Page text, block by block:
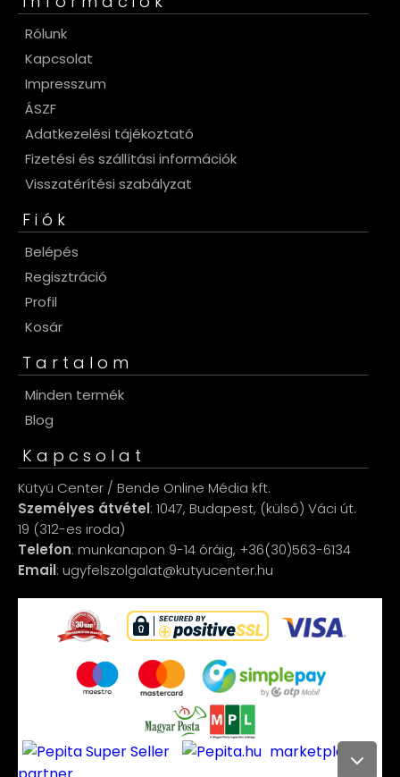
Rólunk
Kapcsolat
Impresszum
ÁSZF
Adatkezelési tájékoztató
Fizetési és szállítási információk
Visszatérítési szabályzat
Fiók
Belépés
Regisztráció
Profil
Kosár
Tartalom
Minden termék
Blog
Kapcsolat
Kütyü Center / Bende Online Média kft.
Személyes átvétel: 1047, Budapest, (külső) Váci út.
19 (312-es iroda)
Telefon: munkanapon 9-14 óráig, +36(30)563-6134
Email: ugyfelszolgalat@kutyucenter.hu
marketplace